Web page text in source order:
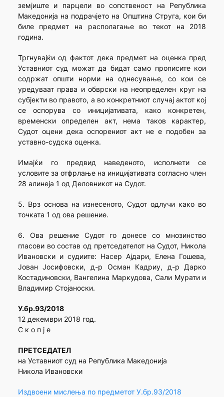
земјиште и парцели во сопственост на Република
Македонија на подрачјето на Општина Струга, кои би
биле предмет на располагање во текот на 2018
година.
Тргнувајќи од фактот дека предмет на оценка пред
Уставниот суд можат да бидат само прописите кои
содржат општи норми на однесување, со кои се
уредуваат права и обврски на неопределен круг на
субјекти во правото, а во конкретниот случај актот кој
се оспорува со иницијативата, како конкретен,
временски определен акт, нема таков карактер,
Судот оцени дека оспорениот акт не е подобен за
уставно-судска оценка.
Имајќи го предвид наведеното, исполнети се
условите за отфрлање на иницијативата согласно член
28 алинеја 1 од Деловникот на Судот.
5. Врз основа на изнесеното, Судот одлучи како во
точката 1 од ова решение.
6. Ова решение Судот го донесе со мнозинство
гласови во состав од претседателот на Судот, Никола
Ивановски и судиите: Насер Ајдари, Елена Гошева,
Јован Јосифовски, д-р Осман Кадриу, д-р Дарко
Костадиновски, Вангелина Маркудова, Сали Мурати и
Владимир Стојаноски.
У.бр.93/2018
12 декември 2018 гoд.
С к о п ј е
ПРЕТСЕДАТЕЛ
на Уставниот суд на Република Македонија
Никола Ивановски
Издвоени мислења по предметот У.бр.93/2018